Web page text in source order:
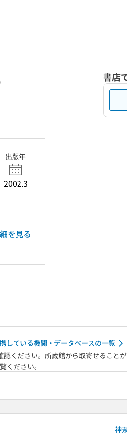
出版年
2002.3
を見る
書店
している機関・データベースの一覧
ください。所蔵館から取寄せること
ください。
神